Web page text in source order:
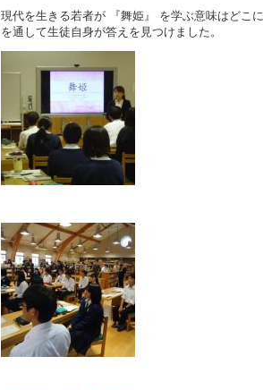
現代を生きる若者が 『舞姫』 を学ぶ意味はどこ
を通して生徒自身が答えを見つけました。